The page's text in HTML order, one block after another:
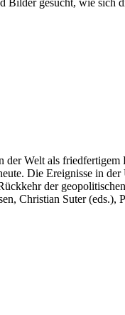
Welt als friedfertigem
Die Ereignisse in
der
Christian Suter